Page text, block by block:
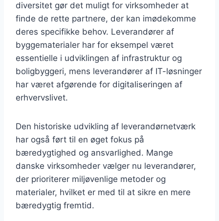
diversitet gør det muligt for virksomheder at
finde de rette partnere, der kan imødekomme
deres specifikke behov. Leverandører af
byggematerialer har for eksempel været
essentielle i udviklingen af infrastruktur og
boligbyggeri, mens leverandører af IT-løsninger
har været afgørende for digitaliseringen af
erhvervslivet.
Den historiske udvikling af leverandørnetværk
har også ført til en øget fokus på
bæredygtighed og ansvarlighed. Mange
danske virksomheder vælger nu leverandører,
der prioriterer miljøvenlige metoder og
materialer, hvilket er med til at sikre en mere
bæredygtig fremtid.